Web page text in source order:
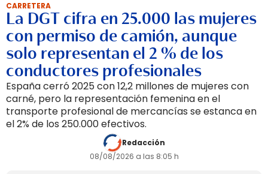
CARRETERA
La DGT cifra en 25.000 las mujeres
con permiso de camión, aunque
solo representan el 2 % de los
conductores profesionales
España cerró 2025 con 12,2 millones de mujeres con
carné, pero la representación femenina en el
transporte profesional de mercancías se estanca en
el 2% de los 250.000 efectivos.
Redacción
08/08/2026 a las 8:05 h